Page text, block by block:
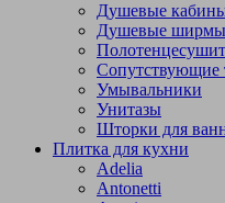
Душевые
Душевые ширмы
Сопутствующие
Умывальники
Унитазы
Шторки для
Плитка для кухни
Adelia
Antonetti